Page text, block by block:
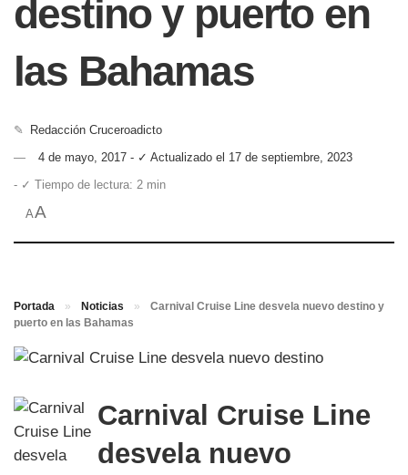
destino y puerto en
las Bahamas
✎
Redacción Cruceroadicto
4 de mayo, 2017 - ✓ Actualizado el 17 de septiembre, 2023
- ✓ Tiempo de lectura: 2 min
AA
Portada » Noticias »
Carnival Cruise Line desvela nuevo destino y
puerto en las Bahamas
Carnival Cruise Line
desvela nuevo